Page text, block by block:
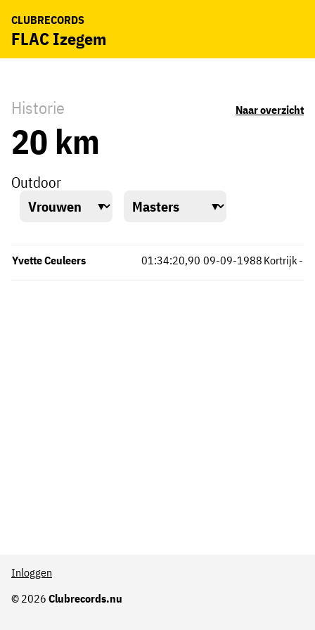
CLUBRECORDS
FLAC Izegem
Historie Naar overzicht
20 km
Outdoor
Yvette Ceuleers Kortrijk
01:34:20,90 -
09-09-1988
© 2026 Clubrecords.nu
Inloggen